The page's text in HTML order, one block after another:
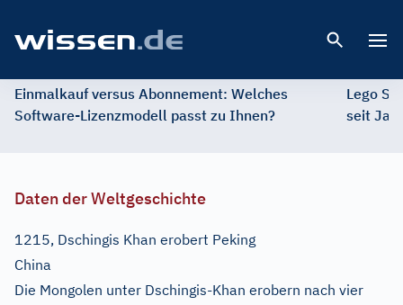
Einmalkauf versus Abonnement: Welches
Software-Lizenzmodell passt zu Ihnen?
Lego
seit
Daten der Weltgeschichte
1215, Dschingis Khan erobert Peking
China
Die Mongolen unter Dschingis-Khan erobern nach vier